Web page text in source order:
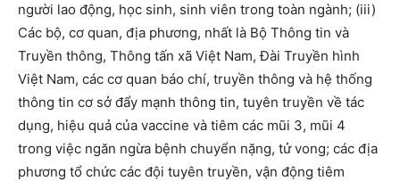
người lao động, học sinh, sinh viên trong toàn ngành; (iii)
Các bộ, cơ quan, địa phương, nhất là Bộ Thông tin và
Truyền thông, Thông tấn xã Việt Nam, Đài Truyền hình
Việt Nam, các cơ quan báo chí, truyền thông và hệ thống
thông tin cơ sở đẩy mạnh thông tin, tuyên truyền về tác
dụng, hiệu quả của vaccine và tiêm các mũi 3, mũi 4
trong việc ngăn ngừa bệnh chuyển nặng, tử vong; các địa
phương tổ chức các đội tuyên truyền, vận động tiêm